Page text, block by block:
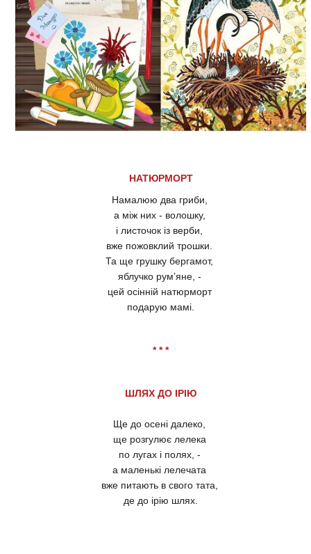
НАТЮРМОРТ
Намалюю два гриби,
а між них - волошку,
і листочок із верби,
вже пожовклий трошки.
Та ще грушку бергамот,
яблучко рум’яне, -
цей осінній натюрморт
подарую мамі.
* * *
ШЛЯХ ДО ІРІЮ
Ще до осені далеко,
ще розгулює лелека
по лугах і полях, -
а маленькі лелечата
вже питають в свого тата,
де до ірію шлях.